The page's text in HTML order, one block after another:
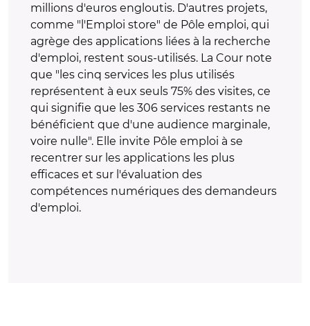
millions d'euros engloutis. D'autres projets,
comme "l'Emploi store" de Pôle emploi, qui
agrège des applications liées à la recherche
d'emploi, restent sous-utilisés. La Cour note
que "les cinq services les plus utilisés
représentent à eux seuls 75% des visites, ce
qui signifie que les 306 services restants ne
bénéficient que d'une audience marginale,
voire nulle". Elle invite Pôle emploi à se
recentrer sur les applications les plus
efficaces et sur l'évaluation des
compétences numériques des demandeurs
d'emploi.